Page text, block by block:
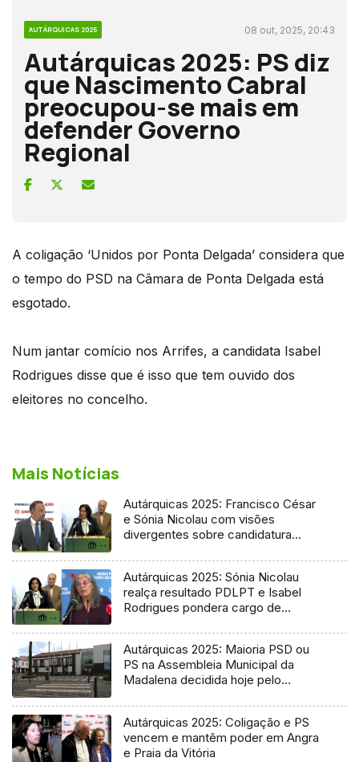
AUTÁRQUICAS 2025 08 out, 2025, 20:43
Autárquicas 2025: PS diz
que Nascimento Cabral
preocupou-se mais em
defender Governo
Regional
A coligação ‘Unidos por Ponta Delgada’ considera que
o tempo do PSD na Câmara de Ponta Delgada está
esgotado.
Num jantar comício nos Arrifes, a candidata Isabel
Rodrigues disse que é isso que tem ouvido dos
eleitores no concelho.
Mais Notícias
Autárquicas 2025: Francisco César
e Sónia Nicolau com visões
divergentes sobre candidatura
Autárquicas 2025: Sónia Nicolau
realça resultado PDLPT e Isabel
Rodrigues pondera cargo de
Autárquicas 2025: Maioria PSD ou
PS na Assembleia Municipal da
Madalena decidida hoje pelo
Autárquicas 2025: Coligação e PS
vencem e mantêm poder em Angra
e Praia da Vitória